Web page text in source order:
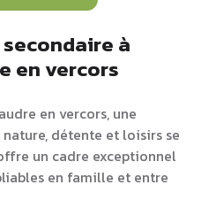
à
en vercors
en vercors, une
détente et loisirs se
un cadre exceptionnel
en famille et entre